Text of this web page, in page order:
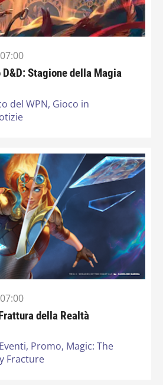
Stagione della Magia
del WPN, Gioco in
della Realtà
Eventi, Promo, Magic: The
Fracture